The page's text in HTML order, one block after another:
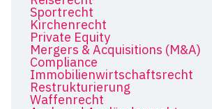
Sportrecht
Kirchenrecht
Private Equity
Mergers & Acquisitions (M&A)
Compliance
Immobilienwirtschaftsrecht
Restrukturierung
Waffenrecht